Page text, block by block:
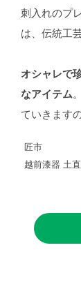
刺入れのプ
は、伝統工
オシャレで
なアイテム
ていきます
匠市
越前漆器 土